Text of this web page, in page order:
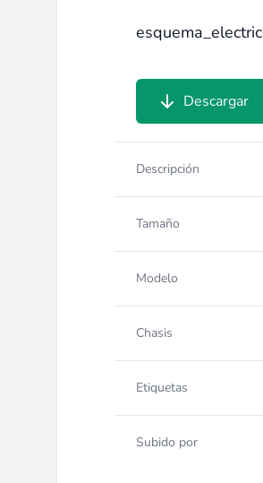
Descargar
Descripción
Tamaño
Modelo
Chasis
Etiquetas
Subido por